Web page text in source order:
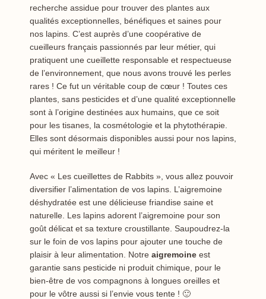
recherche assidue pour trouver des plantes aux
qualités exceptionnelles, bénéfiques et saines pour
nos lapins. C’est auprès d’une coopérative de
cueilleurs français passionnés par leur métier, qui
pratiquent une cueillette responsable et respectueuse
de l’environnement, que nous avons trouvé les perles
rares ! Ce fut un véritable coup de cœur ! Toutes ces
plantes, sans pesticides et d’une qualité exceptionnelle
sont à l’origine destinées aux humains, que ce soit
pour les tisanes, la cosmétologie et la phytothérapie.
Elles sont désormais disponibles aussi pour nos lapins,
qui méritent le meilleur !
Avec « Les cueillettes de Rabbits », vous allez pouvoir
diversifier l’alimentation de vos lapins. L’aigremoine
déshydratée est une délicieuse friandise saine et
naturelle. Les lapins adorent l’aigremoine pour son
goût délicat et sa texture croustillante. Saupoudrez-la
sur le foin de vos lapins pour ajouter une touche de
plaisir à leur alimentation. Notre aigremoine est
garantie sans pesticide ni produit chimique, pour le
bien-être de vos compagnons à longues oreilles et
pour le vôtre aussi si l’envie vous tente ! 🙂